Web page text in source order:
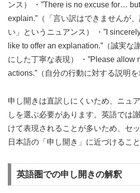
ンス） ・”There is no excuse for…
explain.”（「言い訳はできませんが
い」というニュアンス） ・”I
like to offer an explanation.”（誠実な
にした丁寧な表現） ・”Please allow
actions.”（自分の行動に対する説明を
申し開きは直訳しにくいため、ニュ
しを選ぶ必要があります。英語では
けて表現されることが多いため、セ
日本語の「申し開き」に近づけるこ
英語圏での申し開きの解釈